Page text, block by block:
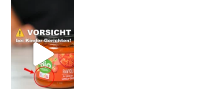
Vorsicht: Fallt nicht auf Kinder-Gerichte rein!